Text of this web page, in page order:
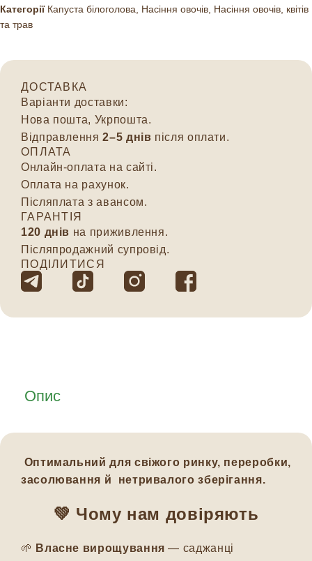
Категорії Капуста білоголова Насіння овочів Насіння овочів, квітів
та трав
ДОСТАВКА
Варіанти доставки:
Нова пошта, Укрпошта.
Відправлення2–5 днів після оплати.
ОПЛАТА
Онлайн-оплата на сайті.
Оплата на рахунок.
Післяплата з авансом.
ГАРАНТІЯ
120 днів на приживлення.
Післяпродажний супровід.
ПОДІЛИТИСЯ
Опис
Оптимальний для свіжого ринку, переробки,
засолювання й нетривалого зберігання.
💚 Чому нам довіряють
🌱 Власне вирощування — саджанці